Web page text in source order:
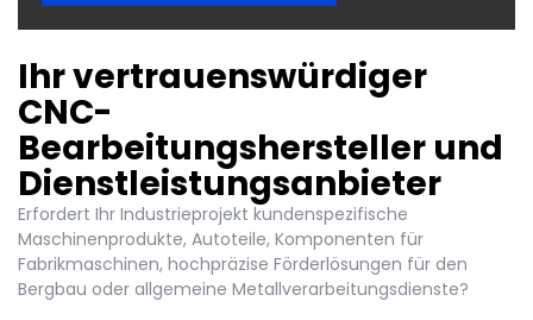
Ihr vertrauenswürdiger
CNC-
Bearbeitungshersteller und
Dienstleistungsanbieter
Erfordert Ihr Industrieprojekt kundenspezifische
Maschinenprodukte, Autoteile, Komponenten für
Fabrikmaschinen, hochpräzise Förderlösungen für den
Bergbau oder allgemeine Metallverarbeitungsdienste?